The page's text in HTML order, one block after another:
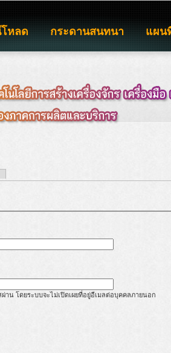
หลด กระดานสนทนา แผน
าน โดยระบบจะไม่เปิดเผยที่อยู่อีเมลต่อบุคคลภายนอก